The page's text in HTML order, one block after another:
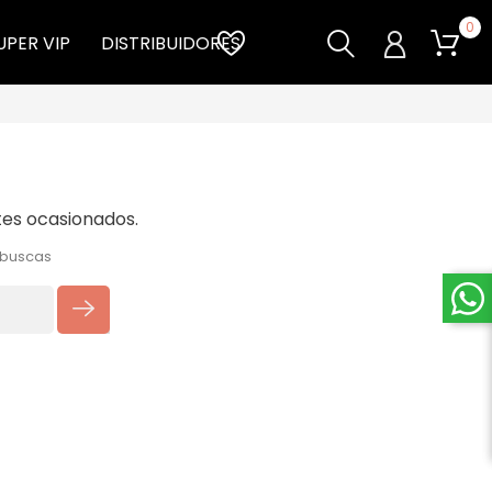
VIP DISTRIBUIDORES
0
ocasionados.